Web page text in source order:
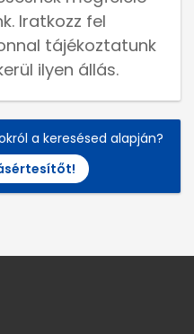
Iratkozz fel
tájékoztatunk
ilyen állás.
a keresésed alapján?